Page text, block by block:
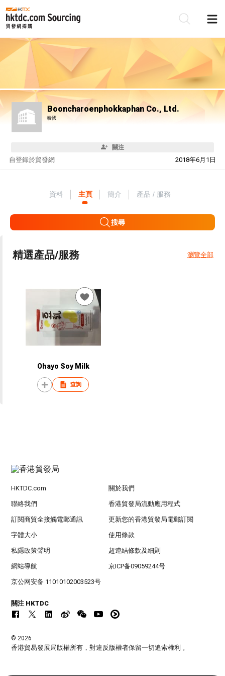
Booncharoenphokkaphan Co., Ltd.
泰國
關注
自 2018年6月1日
登錄於貿發網
資料 主頁 簡介 產品 / 服務
搜尋
精選產品/服務 瀏覽全部
Ohayo Soy Milk
查詢
HKTDC.com 關於我們
聯絡我們 香港貿發局流動應用程式
訂閱商貿全接觸電郵通訊 更新您的香港貿發局電郵訂閱
字體大小 使用條款
私隱政策聲明 超連結條款及細則
網站導航 京ICP备09059244号
京公网安备 11010102003523号
關注 HKTDC
© 2026
香港貿易發展局版權所有，對違反版權者保留一切追索權利 。